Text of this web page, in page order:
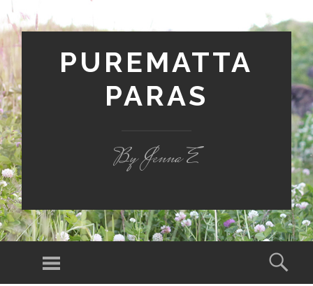
PUREMATTA
PARAS
By Jenna E
Valikko